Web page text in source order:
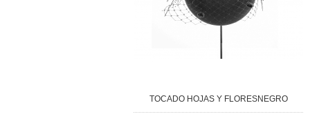
TOCADO HOJAS Y FLORESNEGRO